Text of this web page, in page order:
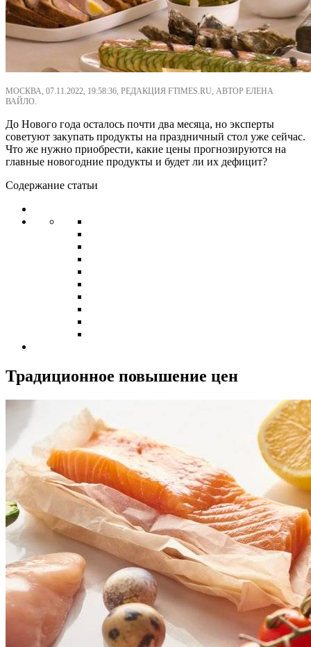
МОСКВА, 07.11.2022, 19:58:36, РЕДАКЦИЯ FTIMES.RU, АВТОР ЕЛЕНА
ВАЙЛО.
До Нового года осталось почти два месяца, но эксперты
советуют закупать продукты на праздничный стол уже сейчас.
Что же нужно приобрести, какие цены прогнозируются на
главные новогодние продукты и будет ли их дефицит?
Содержание статьи
Традиционное повышение цен